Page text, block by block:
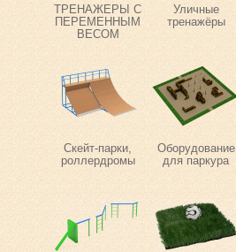
ТРЕНАЖЕРЫ С
ПЕРЕМЕННЫМ
ВЕСОМ
Уличные
тренажёры
Скейт-парки,
роллердромы
Оборудование
для паркура